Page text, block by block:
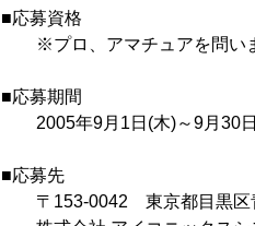
■応募資格
※プロ、アマチュアを問いま
■応募期間
2005年9月1日(木)～9月30
■応募先
〒153-0042 東京都目黒区